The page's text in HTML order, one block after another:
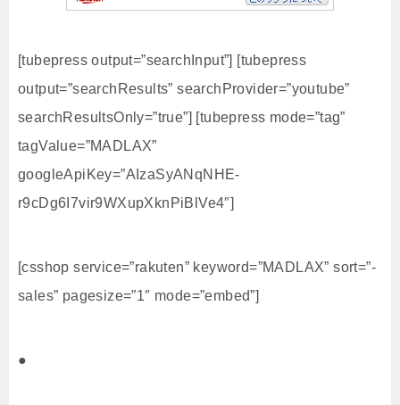
[tubepress output=”searchInput”] [tubepress
output=”searchResults” searchProvider=”youtube”
searchResultsOnly=”true”] [tubepress mode=”tag”
tagValue=”MADLAX”
googleApiKey=”AIzaSyANqNHE-
r9cDg6I7vir9WXupXknPiBlVe4″]
[csshop service=”rakuten” keyword=”MADLAX” sort=”-
sales” pagesize=”1″ mode=”embed”]
●